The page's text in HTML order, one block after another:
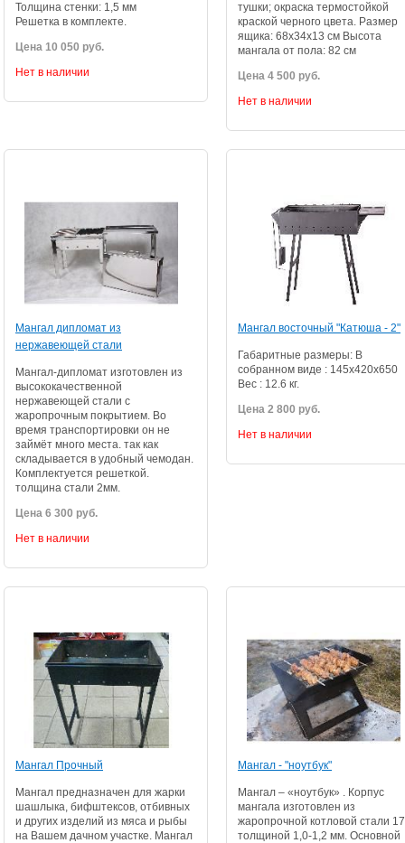
Толщина стенки: 1,5 мм
Решетка в комплекте.
Цена 10 050 руб.
Нет в наличии
тушки; окраска термостойкой
краской черного цвета. Размер
ящика: 68х34х13 см Высота
мангала от пола: 82 см
Цена 4 500 руб.
Нет в наличии
Мангал дипломат из
нержавеющей стали
Мангал-дипломат изготовлен из
высококачественной
нержавеющей стали с
жаропрочным покрытием. Во
время транспортировки он не
займёт много места. так как
складывается в удобный чемодан.
Комплектуется решеткой.
толщина стали 2мм.
Цена 6 300 руб.
Нет в наличии
Мангал восточный "Катюша - 2"
Габаритные размеры: В
собранном виде : 145х420х650
Вес : 12.6 кг.
Цена 2 800 руб.
Нет в наличии
Мангал Прочный
Мангал предназначен для жарки
шашлыка, бифштексов, отбивных
и других изделий из мяса и рыбы
на Вашем дачном участке. Мангал
Мангал - "ноутбук"
Мангал – «ноутбук» . Корпус
мангала изготовлен из
жаропрочной котловой стали
толщиной 1,0-1,2 мм. Основной